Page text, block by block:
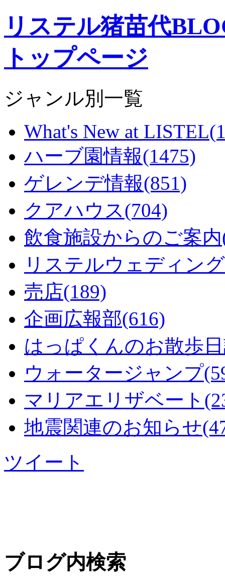
リステル猪苗代
トップページ
ジャンル別一覧
What's New at
ハーブ園情報(1475)
ゲレンデ情報(851)
クアハウス(704)
飲食施設からのご案内
リステルウェディン
売店(189)
企画広報部(616)
はっぱくんのお散歩
ウォータージャンプ
マリアエリザベート
地震関連のお知らせ
ツイート
ブログ内検索